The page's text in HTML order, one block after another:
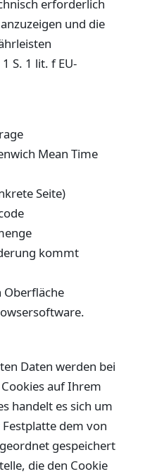
erforderlich
und die
S. 1 lit. f EU-
Mean Time
Seite)
kommt
Oberfläche
Daten werden bei
auf Ihrem
handelt es sich um
dem von
gespeichert
die den Cookie